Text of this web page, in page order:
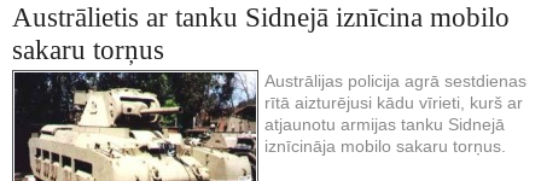
Austrālietis ar tanku Sidnejā iznīcina mobilo
sakaru torņus
Austrālijas policija agrā sestdienas
rītā aizturējusi kādu vīrieti, kurš ar
atjaunotu armijas tanku Sidnejā
iznīcināja mobilo sakaru torņus.